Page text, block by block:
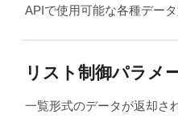
APIで使用可能な各種デー
リスト制御パラメ
一覧形式のデータが返却さ